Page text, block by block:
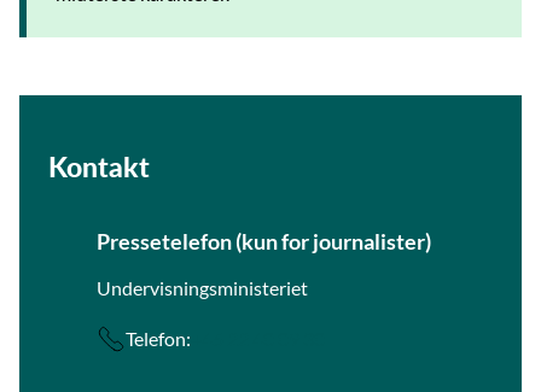
Kontakt
Pressetelefon (kun for journalister)
Undervisningsministeriet
Telefon: